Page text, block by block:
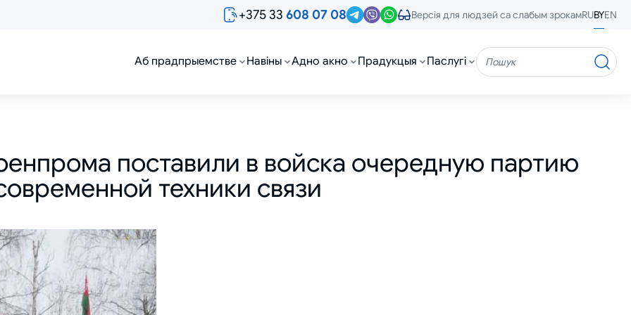
+375 33 608 07 08 Версія для людзей са слабым зрокамRUBYEN
Аб прадпрыемстве Навіны Адно акно Прадукцыя Паслугі Пошук
поставили в войска очередную партию
техники связи